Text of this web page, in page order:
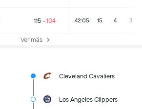
115- 104 42:05 15 4 3
Ver más
Cleveland Cavaliers
Los Angeles Clippers